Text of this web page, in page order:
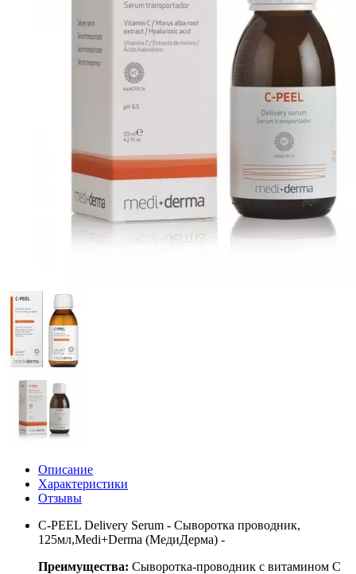
Описание
Характеристики
Отзывы
C-PEEL Delivery Serum - Сыворотка проводник,
125мл,Medi+Derma (МедиДерма) -
Преимущества: Сыворотка-проводник с витамином C